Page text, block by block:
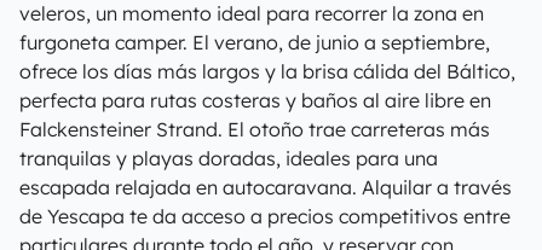
veleros, un momento ideal para recorrer la zona en
furgoneta camper. El verano, de junio a septiembre,
ofrece los días más largos y la brisa cálida del Báltico,
perfecta para rutas costeras y baños al aire libre en
Falckensteiner Strand. El otoño trae carreteras más
tranquilas y playas doradas, ideales para una
escapada relajada en autocaravana. Alquilar a través
de Yescapa te da acceso a precios competitivos entre
particulares durante todo el año, y reservar con